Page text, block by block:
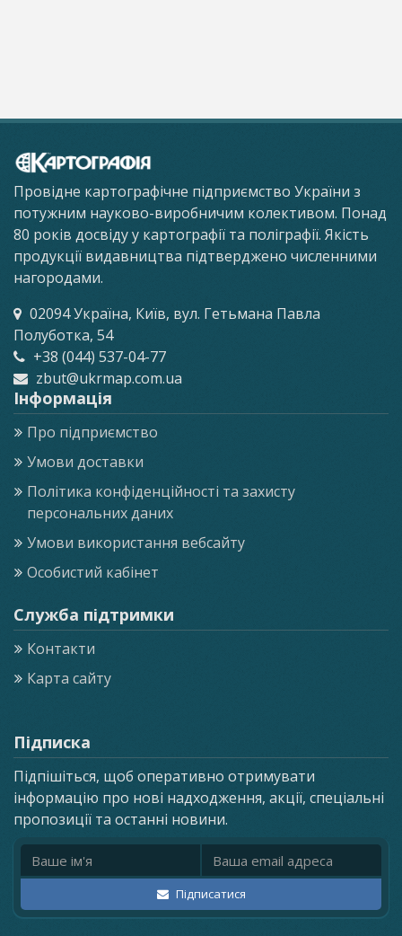
Провідне картографічне підприємство України з
потужним науково-виробничим колективом. Понад
80 років досвіду у картографії та поліграфії. Якість
продукції видавництва підтверджено численними
нагородами.
02094 Україна, Київ, вул. Гетьмана Павла
Полуботка, 54
+38 (044) 537-04-77
zbut@ukrmap.com.ua
Інформація
Про підприємство
Умови доставки
Політика конфіденційності та захисту
персональних даних
Умови використання вебсайту
Особистий кабінет
Служба підтримки
Контакти
Карта сайту
Підписка
Підпішіться, щоб оперативно отримувати
інформацію про нові надходження, акції, спеціальні
пропозиції та останні новини.
Ім'я Email адреса
Підписатися